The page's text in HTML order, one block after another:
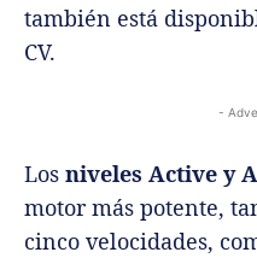
también está
CV.
-
Los niveles Active y
motor más potente,
cinco velocidades,